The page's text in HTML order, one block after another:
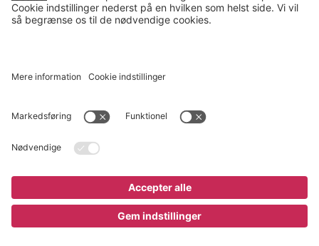
645 kr
08.00-16.00
© 2026 Gerdmans Kontor- & Lagerudstyr A/S Alle priser er ekskl.
Cookie indstillinger